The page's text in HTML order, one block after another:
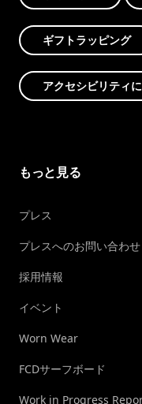
ギフトラッピング
アクセシビリティ
もっと見る
プレス
プレスへのお問い合わせ
採用情報
イベント
Worn Wear
FCDサーフボード
Work in Progress